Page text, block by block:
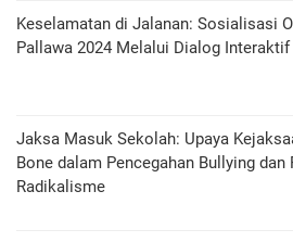
Keselamatan di Jalanan: Sosialisasi
Pallawa 2024 Melalui Dialog Interaktif
Jaksa Masuk Sekolah: Upaya
Bone dalam Pencegahan Bullying dan
Radikalisme